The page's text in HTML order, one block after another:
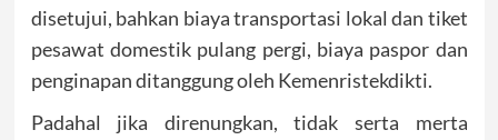
disetujui, bahkan biaya transportasi lokal dan tiket
pesawat domestik pulang pergi, biaya paspor dan
penginapan ditanggung oleh Kemenristekdikti.
Padahal jika direnungkan, tidak serta merta